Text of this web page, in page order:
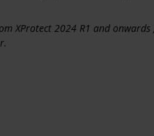
XProtect 2024 R1 and